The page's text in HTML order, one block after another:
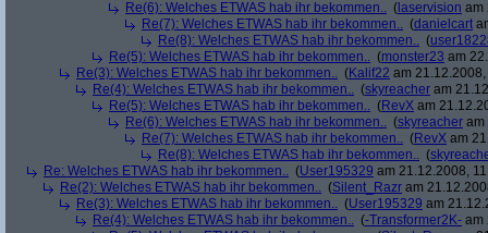
Re(6): Welches ETWAS hab ihr bekommen.. ( laservision am
Re(7): Welches ETWAS hab ihr bekommen.. (danielcart
Re(8): Welches ETWAS hab ihr bekommen.. (
Re(5): Welches ETWAS hab ihr bekommen.. (monster23 am
Re(3): Welches ETWAS hab ihr bekommen.. (Kalif22 am
Re(4): Welches ETWAS hab ihr bekommen.. (skyreacher am
Re(5): Welches ETWAS hab ihr bekommen.. (RevX am
Re(6): Welches ETWAS hab ihr bekommen.. (skyreacher am
Re(7): Welches ETWAS hab ihr bekommen.. (RevX am
Re(8): Welches ETWAS hab ihr bekommen.. (
Re: Welches ETWAS hab ihr bekommen.. (User195329 am 21.12.2008,
Re(2): Welches ETWAS hab ihr bekommen.. (Silent_Razr am
Re(3): Welches ETWAS hab ihr bekommen.. (User195329 am
Re(4): Welches ETWAS hab ihr bekommen.. (-Transformer2K- am